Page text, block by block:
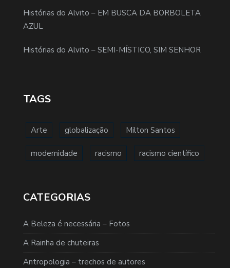
Histórias do Alvito – EM BUSCA DA BORBOLETA
AZUL
Histórias do Alvito – SEMI-MÍSTICO, SIM SENHOR
TAGS
Arte globalização Milton Santos
modernidade racismo racismo científico
CATEGORIAS
A Beleza é necessária – Fotos
A Rainha de chuteiras
Antropologia – trechos de autores